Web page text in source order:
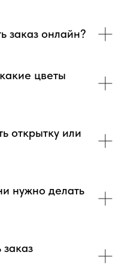
заказ онлайн?
цветы
открытку или
нужно делать